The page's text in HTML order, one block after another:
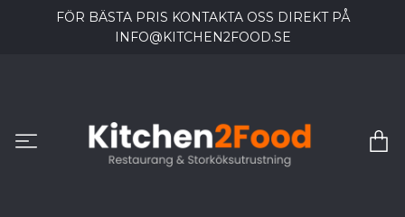
FÖR BÄSTA PRIS KONTAKTA OSS DIREKT PÅ
INFO@KITCHEN2FOOD.SE